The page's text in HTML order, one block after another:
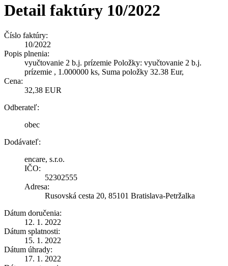
Detail faktúry 10/2022
Číslo faktúry:
10/2022
Popis plnenia:
vyučtovanie 2 b.j. prízemie Položky: vyučtovanie 2 b.j.
prízemie , 1.000000 ks, Suma položky 32.38 Eur,
Cena:
32,38 EUR
Odberateľ:
obec
Dodávateľ:
encare, s.r.o.
IČO:
52302555
Adresa:
Rusovská cesta 20, 85101 Bratislava-Petržalka
Dátum doručenia:
12. 1. 2022
Dátum splatnosti:
15. 1. 2022
Dátum úhrady:
17. 1. 2022